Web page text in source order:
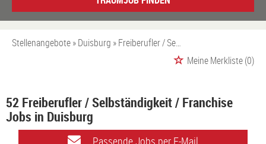
Stellenangebote Duisburg
Freiberufler / Selbständigkeit / Franchise
Meine Merkliste(0)
52 Freiberufler / Selbständigkeit / Franchise
Jobs in Duisburg